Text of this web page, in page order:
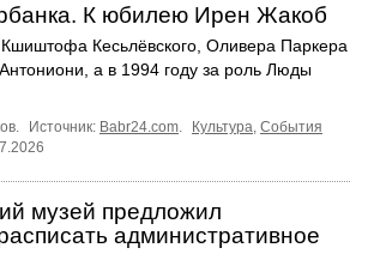
К юбилею Ирен Жакоб
Кесьлёвского, Оливера Паркера
а в 1994 году за роль Люды
Источник: Babr24.com. Культура, События
музей предложил
административное